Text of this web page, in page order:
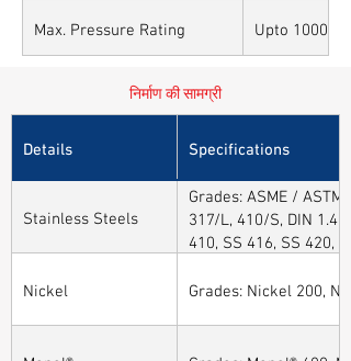
Max. Pressure Rating Upto
निर्माण की सामग्री
Details Specifications
Stainless Steels
Grades: ASME /
317/L, 410/S, DIN
410, SS 416, SS 420,
Nickel
Grades: Nickel 200,